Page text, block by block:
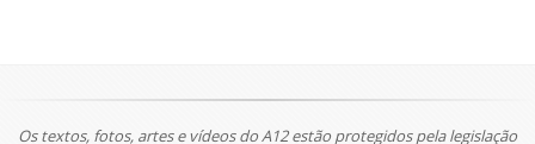
Os textos, fotos, artes e vídeos do A12 estão protegidos pela legislação